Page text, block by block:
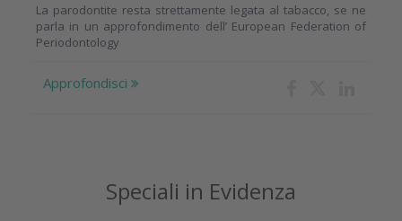
La parodontite resta strettamente legata al tabacco, se ne
parla in un approfondimento dell’ European Federation of
Periodontology
Approfondisci
Speciali in Evidenza